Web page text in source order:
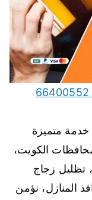
تظليل زجاج المنزل اسطبلات الجهراء 66400552
خدمة متميزة
الكويت،
تظليل زجاج
المنازل، نؤمن